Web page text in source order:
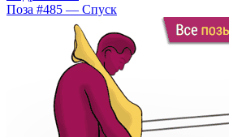
Поза #485 — Спуск